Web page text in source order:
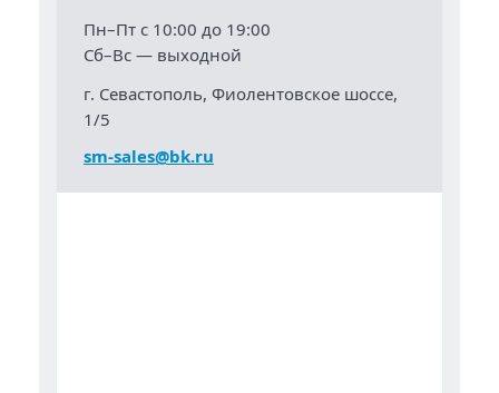
Пн–Пт с 10:00 до 19:00
Сб–Вс — выходной
г. Севастополь, Фиолентовское шоссе,
1/5
sm-sales@bk.ru